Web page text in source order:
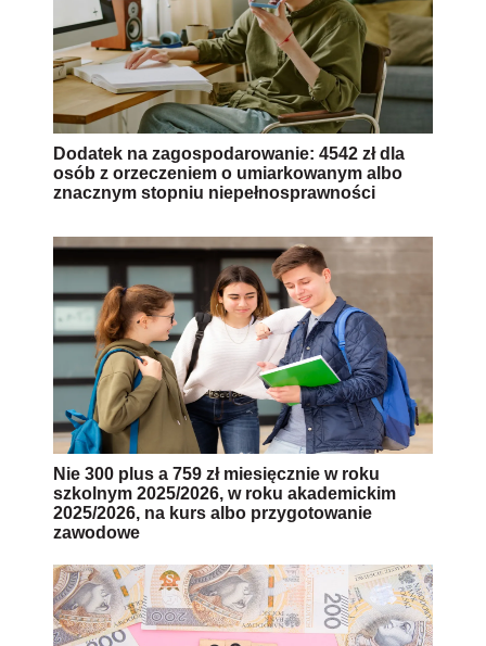
Dodatek na zagospodarowanie: 4542 zł dla
osób z orzeczeniem o umiarkowanym albo
znacznym stopniu niepełnosprawności
Nie 300 plus a 759 zł miesięcznie w roku
szkolnym 2025/2026, w roku akademickim
2025/2026, na kurs albo przygotowanie
zawodowe